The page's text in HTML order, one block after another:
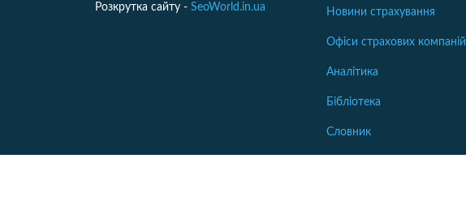
Розкрутка сайту - SeoWorld.in.ua Новини страхування
Офіси страхових компаній
Аналітика
Бібліотека
Словник